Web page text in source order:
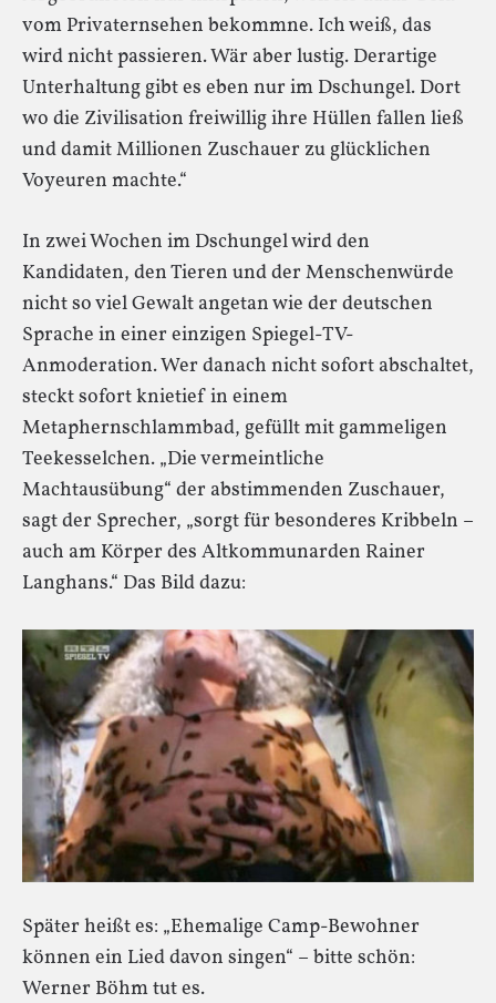
vom Privaternsehen bekommne. Ich weiß, das
wird nicht passieren. Wär aber lustig. Derartige
Unterhaltung gibt es eben nur im Dschungel. Dort
wo die Zivilisation freiwillig ihre Hüllen fallen ließ
und damit Millionen Zuschauer zu glücklichen
Voyeuren machte.“
In zwei Wochen im Dschungel wird den
Kandidaten, den Tieren und der Menschenwürde
nicht so viel Gewalt angetan wie der deutschen
Sprache in einer einzigen Spiegel-TV-
Anmoderation. Wer danach nicht sofort abschaltet,
steckt sofort knietief in einem
Metaphernschlammbad, gefüllt mit gammeligen
Teekesselchen. „Die vermeintliche
Machtausübung“ der abstimmenden Zuschauer,
sagt der Sprecher, „sorgt für besonderes Kribbeln –
auch am Körper des Altkommunarden Rainer
Langhans.“ Das Bild dazu:
Später heißt es: „Ehemalige Camp-Bewohner
können ein Lied davon singen“ – bitte schön:
Werner Böhm tut es.